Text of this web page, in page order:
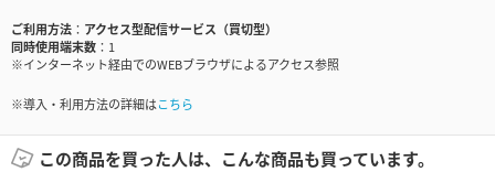
ご利用方法
アクセス型配信サービス（買切型）
同時使用端末数
1
※インターネット経由でのWEBブラウザによるアクセス参照
※導入・利用方法の詳細はこちら
この商品を買った人は、こんな商品も買っています。